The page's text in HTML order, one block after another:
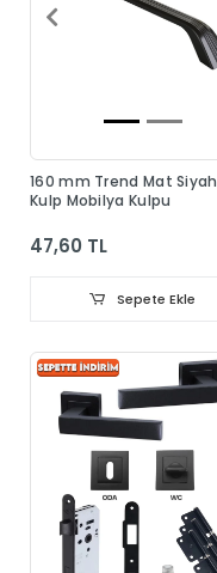
160 mm Trend Mat Siyah
Kulp Mobilya Kulpu
47,60 TL
Sepete Ekle